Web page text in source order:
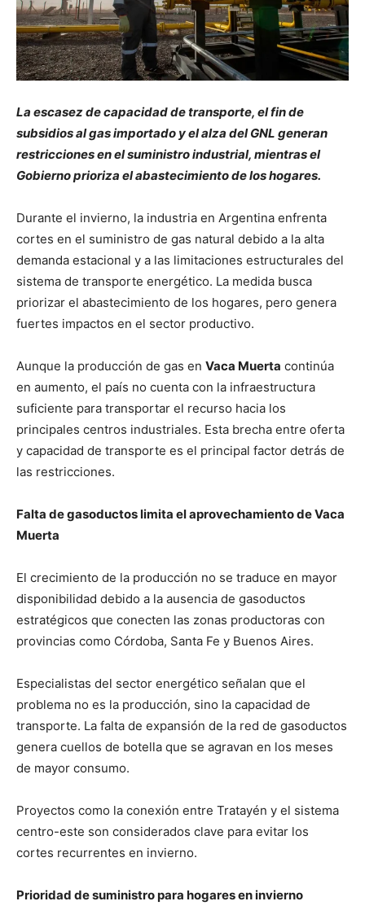
La escasez de capacidad de transporte, el fin de
subsidios al gas importado y el alza del GNL generan
restricciones en el suministro industrial, mientras el
Gobierno prioriza el abastecimiento de los hogares.
Durante el invierno, la industria en Argentina enfrenta
cortes en el suministro de gas natural debido a la alta
demanda estacional y a las limitaciones estructurales del
sistema de transporte energético. La medida busca
priorizar el abastecimiento de los hogares, pero genera
fuertes impactos en el sector productivo.
Aunque la producción de gas en Vaca Muerta continúa
en aumento, el país no cuenta con la infraestructura
suficiente para transportar el recurso hacia los
principales centros industriales. Esta brecha entre oferta
y capacidad de transporte es el principal factor detrás de
las restricciones.
Falta de gasoductos limita el aprovechamiento de Vaca
Muerta
El crecimiento de la producción no se traduce en mayor
disponibilidad debido a la ausencia de gasoductos
estratégicos que conecten las zonas productoras con
provincias como Córdoba, Santa Fe y Buenos Aires.
Especialistas del sector energético señalan que el
problema no es la producción, sino la capacidad de
transporte. La falta de expansión de la red de gasoductos
genera cuellos de botella que se agravan en los meses
de mayor consumo.
Proyectos como la conexión entre Tratayén y el sistema
centro-este son considerados clave para evitar los
cortes recurrentes en invierno.
Prioridad de suministro para hogares en invierno